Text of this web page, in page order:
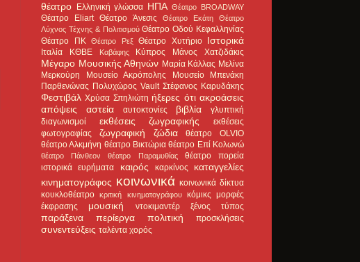
θέατρο Ελληνική γλώσσα ΗΠΑ Θέατρο BROADWAY
Θέατρο Eliart Θέατρο Άνεσις Θέατρο Εκάτη
Θέατρο
Λύχνος Τέχνης & Πολιτισμού Θέατρο Οδού Κεφαλληνίας
Θέατρο ΠΚ
Θέατρο Ρεξ Θέατρο Χυτήριο Ιστορικά
Ιταλία ΚΘΒΕ Καβάφης Κύπρος Μάνος Χατζιδάκις
Μέγαρο Μουσικής Αθηνών Μαρία Κάλλας Μελίνα
Μερκούρη
Μουσείο Ακρόπολης
Μουσείο Μπενάκη
Παρθενώνας Πολυχώρος Vault Στέφανος Καρυδάκης
Φεστιβάλ Χρύσα Σπηλιώτη ήξερες ότι ακροάσεις
απόψεις
αστεία αυτοκτονίες βιβλία
γλυπτική
διαγωνισμοί
εκθέσεις ζωγραφικής
εκθέσεις
φωτογραφίας
ζωγραφική ζώδια
θέατρο OLVIO
θέατρο Αλκμήνη θέατρο Βικτώρια θέατρο Επί Κολωνώ
θέατρο Πάνθεον θέατρο Παραμυθίας
θέατρο πορεία
ιστορικά ευρήματα
καιρός καρκίνος
καταγγελίες
κινηματογράφος κοινωνικά κοινωνικά δίκτυα
κουκλοθέατρο
κριτική κινηματογράφου κόμικς μορφές
έκφρασης
μουσική ντοκιμαντέρ ξένος τύπος
παράξενα περίεργα πολιτική προσκλήσεις
συνεντεύξεις ταλέντα χορός